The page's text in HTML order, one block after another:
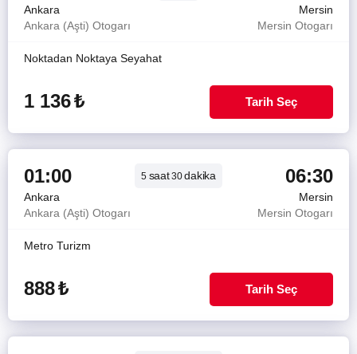
Ankara
Mersin
Ankara (Aşti) Otogarı
Mersin Otogarı
Noktadan Noktaya Seyahat
1 136₺ Tarih Seç
01:00 5 saat30dakika 06:30
Ankara
Mersin
Ankara (Aşti) Otogarı
Mersin Otogarı
Metro Turizm
888₺ Tarih Seç